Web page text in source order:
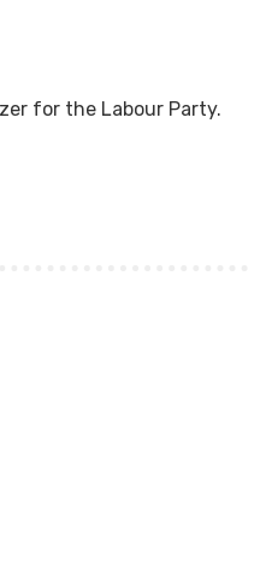
for the Labour Party.